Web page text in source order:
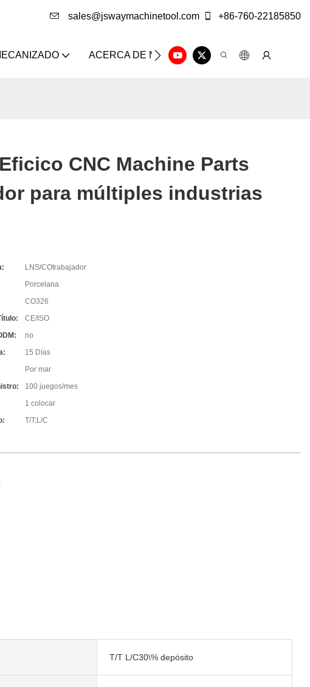
sales@jswaymachinetool.com +86-760-22185850
ACERCA DE NOSOTROS SOLUCIÓN
CNC Machine Parts
para múltiples industrias
LNS/COtrabajador
Porcelana
CO326
CE/ISO
no
15 Días
Por mar
100 juegos/mes
1 colocar
T/T;L/C
T/T L/C30\% depósito